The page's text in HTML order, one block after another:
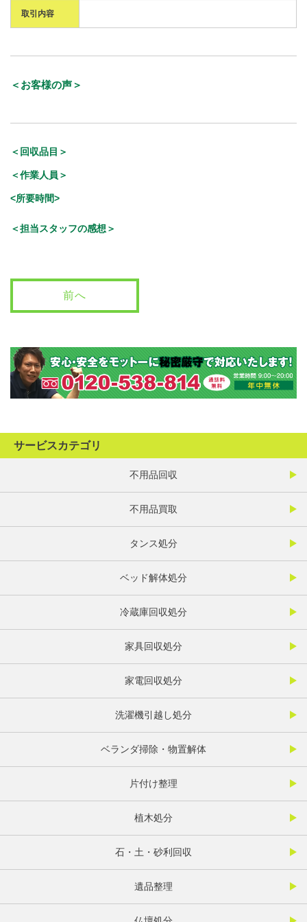
取引内容
＜お客様の声＞
＜回収品目＞
＜作業人員＞
<所要時間>
＜担当スタッフの感想＞
前へ
サービスカテゴリ
不用品回収
不用品買取
タンス処分
ベッド解体処分
冷蔵庫回収処分
家具回収処分
家電回収処分
洗濯機引越し処分
ベランダ掃除・物置解体
片付け整理
植木処分
石・土・砂利回収
遺品整理